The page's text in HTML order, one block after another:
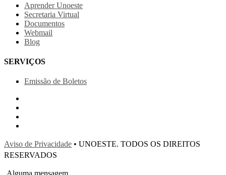
Aprender Unoeste
Secretaria Virtual
Documentos
Webmail
Blog
SERVIÇOS
Emissão de Boletos
Aviso de Privacidade • UNOESTE. TODOS OS DIREITOS
RESERVADOS
Alguma mensagem